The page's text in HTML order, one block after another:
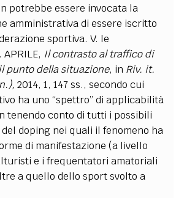
potrebbe essere invocata la
amministrativa di essere iscritto
sportiva. V. le
Il contrasto al traffico di
punto della situazione, in Riv. it.
2014, 1, 147 ss., secondo cui
ha uno “spettro” di applicabilità
tenendo conto di tutti i possibili
doping nei quali il fenomeno ha
di manifestazione (a livello
e i frequentatori amatoriali
a quello dello sport svolto a